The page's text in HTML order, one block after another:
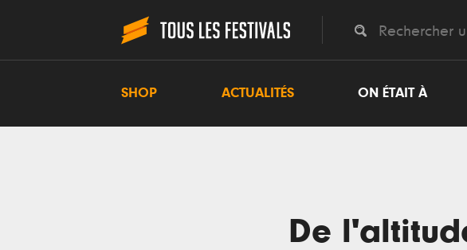
SHOP ACTUALITÉS ON ÉTAIT À
De